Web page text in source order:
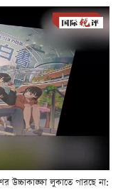
উচ্চাকাঙ্ক্ষা লুকাতে পারছে না: